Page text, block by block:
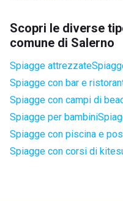
Scopri le diverse
comune di Salerno
Spiagge attrezzate
Spiagge con bar e
Spiagge con campi di
Spiagge per bambini
Spiagge con piscina e
Spiagge con corsi di